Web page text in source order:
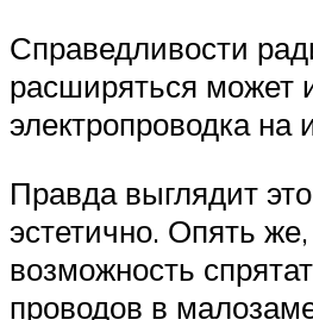
Справедливости
расширяться может
электропроводка на
Правда выглядит
эстетично. Опять же,
возможность
проводов в